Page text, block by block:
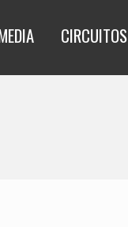
CIRCUITOS